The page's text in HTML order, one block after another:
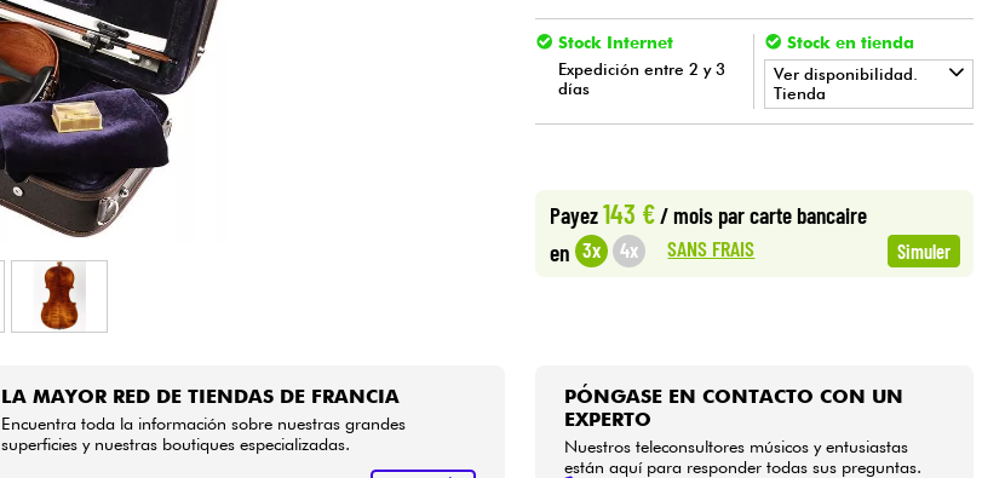
Ver nuestras marcas
Stock Internet
Expedición entre 2 y 3
días
Stock en tienda
Ver disponibilidad.
Tienda
Payez143 €/ mois par carte bancaire
en 3x 4x SANS FRAIS Simuler
LA MAYOR RED DE TIENDAS DE FRANCIA
Encuentra toda la información sobre nuestras grandes
superficies y nuestras boutiques especializadas.
PÓNGASE EN CONTACTO CON UN
EXPERTO
Nuestros teleconsultores músicos y entusiastas
están aquí para responder todas sus preguntas.